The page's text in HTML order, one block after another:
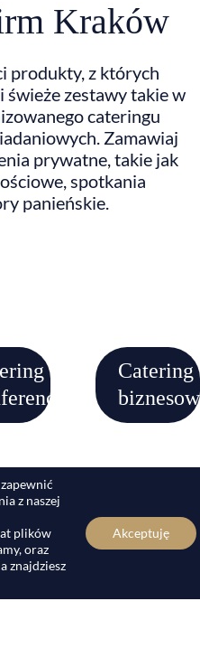
Kraków
produkty, z których
świeże zestawy takie w
cateringu
Zamawiaj
prywatne, takie jak
spotkania
panieńskie.
Catering
z naszej
plików
oraz
znajdziesz
Akceptuję